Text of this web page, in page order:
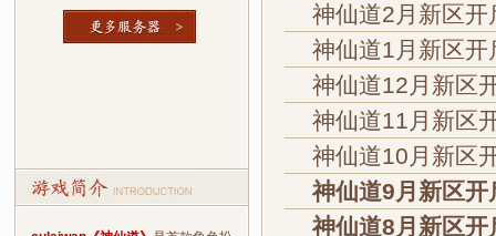
神仙道2月新区
神仙道1月新区
神仙道12月新区
神仙道11月新区
神仙道10月新区
神仙道9月新区
神仙道8月新区